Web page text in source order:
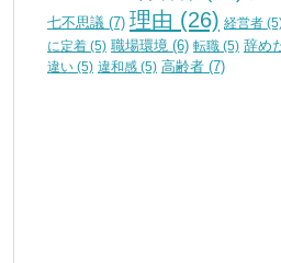
七不思議 (7) 理由 (26) 経営者
に定着 (5) 職場環境 (6) 転職 (5) 辞め
違い (5) 違和感 (5) 高齢者 (7)